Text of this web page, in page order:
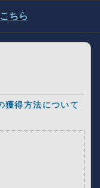
獲得方法について